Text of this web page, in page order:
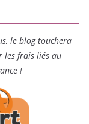
le blog touchera
les frais liés au
!